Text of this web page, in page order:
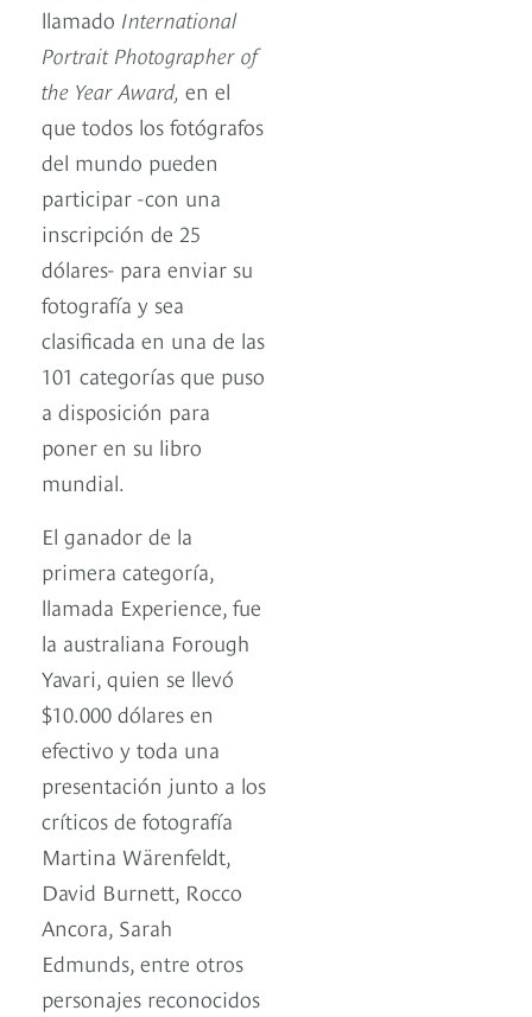
llamado International
Portrait Photographer of
the Year Award, en el
que todos los fotógrafos
del mundo pueden
participar -con una
inscripción de 25
dólares- para enviar su
fotografía y sea
clasificada en una de las
101 categorías que puso
a disposición para
poner en su libro
mundial.
El ganador de la
primera categoría,
llamada Experience, fue
la australiana Forough
Yavari, quien se llevó
$10.000 dólares en
efectivo y toda una
presentación junto a los
críticos de fotografía
Martina Wärenfeldt,
David Burnett, Rocco
Ancora, Sarah
Edmunds, entre otros
personajes reconocidos